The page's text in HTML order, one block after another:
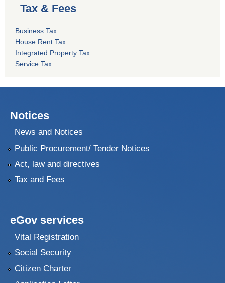
Tax & Fees
Business Tax
House Rent Tax
Integrated Property Tax
Service Tax
Notices
News and Notices
Public Procurement/ Tender Notices
Act, law and directives
Tax and Fees
eGov services
Vital Registration
Social Security
Citizen Charter